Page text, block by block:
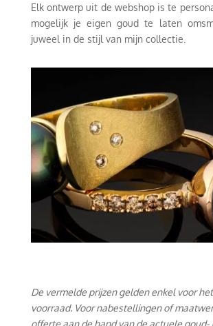
Elk ontwerp uit de webshop is te
mogelijk je eigen goud te laten
juweel in de stijl van mijn collectie.
De vermelde prijzen gelden enkel voor
voorraad. Voor nabestellingen of